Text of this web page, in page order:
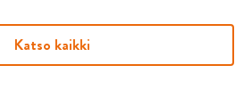
Katso kaikki